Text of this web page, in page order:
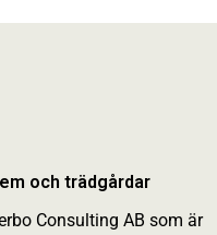
och trädgårdar
Consulting AB som är